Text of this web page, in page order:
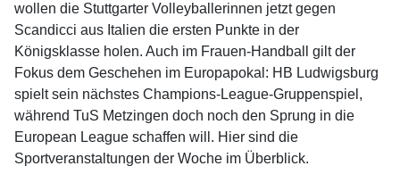
wollen die Stuttgarter Volleyballerinnen jetzt gegen
Scandicci aus Italien die ersten Punkte in der
Königsklasse holen. Auch im Frauen-Handball gilt der
Fokus dem Geschehen im Europapokal: HB Ludwigsburg
spielt sein nächstes Champions-League-Gruppenspiel,
während TuS Metzingen doch noch den Sprung in die
European League schaffen will. Hier sind die
Sportveranstaltungen der Woche im Überblick.